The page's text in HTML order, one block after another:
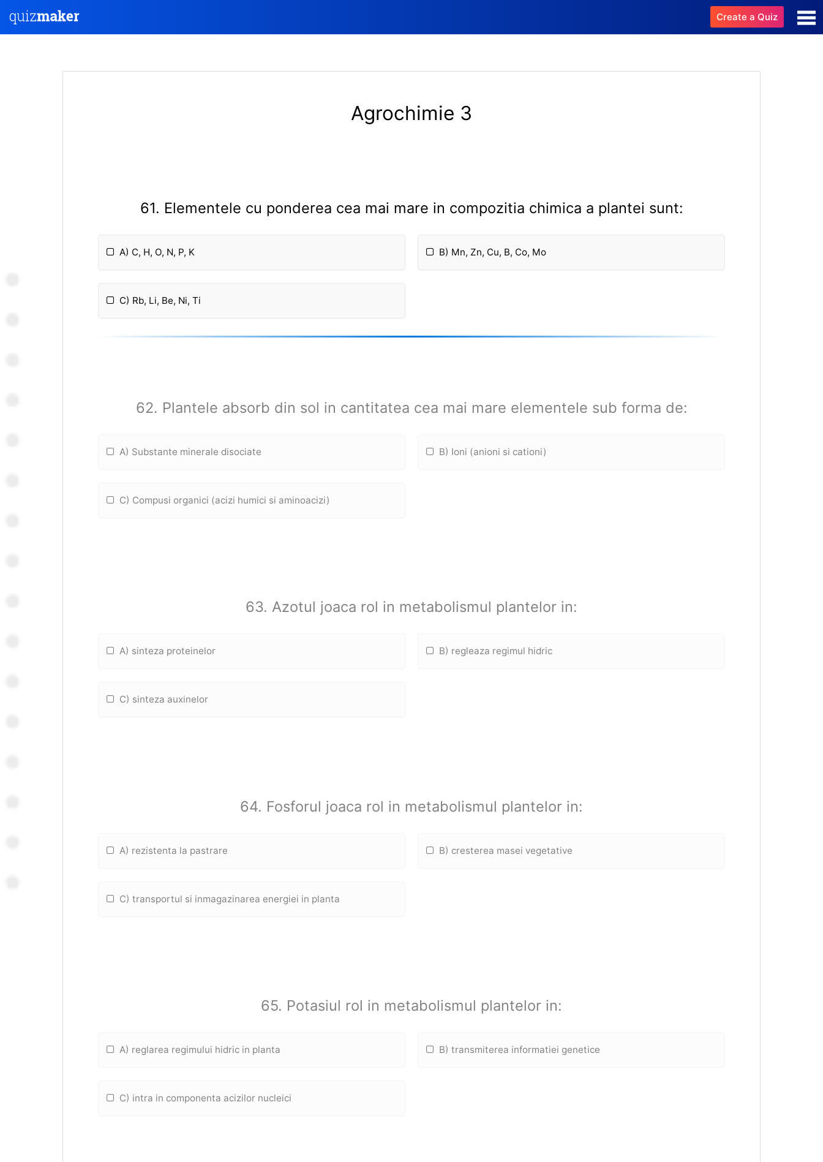
Create a Quiz
Agrochimie 3
61. Elementele cu ponderea cea mai mare in compozitia chimica a plantei sunt:
A) C, H, O, N, P, K B) Mn, Zn, Cu, B, Co, Mo
C) Rb, Li, Be, Ni, Ti
62. Plantele absorb din sol in cantitatea cea mai mare elementele sub forma de:
A) Substante minerale disociate B) Ioni (anioni si cationi)
C) Compusi organici (acizi humici si aminoacizi)
63. Azotul joaca rol in metabolismul plantelor in:
A) sinteza proteinelor B) regleaza regimul hidric
C) sinteza auxinelor
64. Fosforul joaca rol in metabolismul plantelor in:
A) rezistenta la pastrare B) cresterea masei vegetative
C) transportul si inmagazinarea energiei in planta
65. Potasiul rol in metabolismul plantelor in:
A) reglarea regimului hidric in planta B) transmiterea informatiei genetice
C) intra in componenta acizilor nucleici